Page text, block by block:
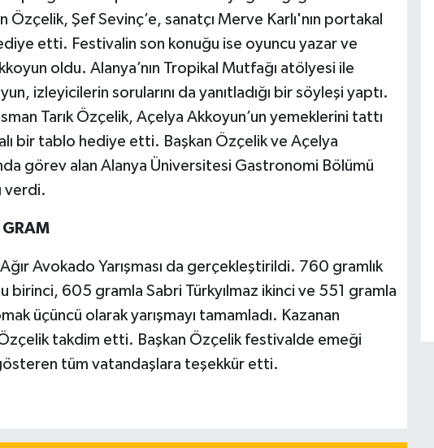
Özçelik, Şef Sevinç’e, sanatçı Merve Karlı'nın portakal
etti. Festivalin son konuğu ise oyuncu yazar ve
oldu. Alanya’nın Tropikal Mutfağı atölyesi ile
izleyicilerin sorularını da yanıtladığı bir söyleşi yaptı.
Tarık Özçelik, Açelya Akkoyun’un yemeklerini tattı
bir tablo hediye etti. Başkan Özçelik ve Açelya
görev alan Alanya Üniversitesi Gastronomi Bölümü
verdi.
Avokado Yarışması da gerçekleştirildi. 760 gramlık
birinci, 605 gramla Sabri Türkyılmaz ikinci ve 551 gramla
üçüncü olarak yarışmayı tamamladı. Kazanan
takdim etti. Başkan Özçelik festivalde emeği
tüm vatandaşlara teşekkür etti.